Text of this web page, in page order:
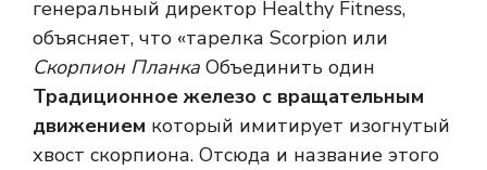
генеральный директор Healthy Fitness,
объясняет, что «тарелка Scorpion или
Скорпион Планка Объединить один
Традиционное железо с вращательным
движением который имитирует изогнутый
хвост скорпиона. Отсюда и название этого